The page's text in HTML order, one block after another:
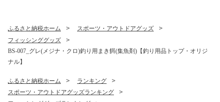
ふるさと納税ホーム
スポーツ・アウトドアグッズ
フィッシンググッズ
BS-007_グレ(メジナ・クロ)釣り用まき餌(集魚剤)【釣り用品トップ・オリジ
ナル】
ふるさと納税ホーム
ランキング
スポーツ・アウトドアグッズランキング